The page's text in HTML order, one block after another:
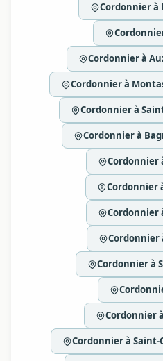
Cordonnier à
Cordonnier à
Cordonnier à
Cordonnier à
Cordonnier à
Cordonnier
Cordonnier
Cordonnier
Cordonnier
Cordonnier à
Cordonnier
Cordonnier à Saint-